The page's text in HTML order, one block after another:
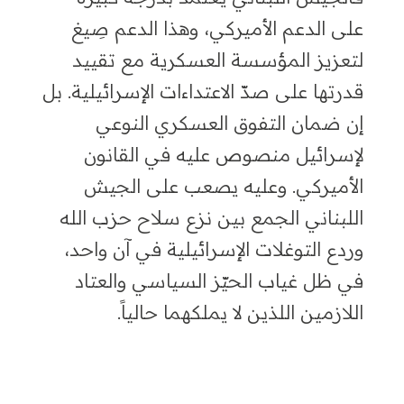
على الدعم الأميركي، وهذا الدعم صِيغ
لتعزيز المؤسسة العسكرية مع تقييد
قدرتها على صدّ الاعتداءات الإسرائيلية. بل
إن ضمان التفوق العسكري النوعي
لإسرائيل منصوص عليه في القانون
الأميركي. وعليه يصعب على الجيش
اللبناني الجمع بين نزع سلاح حزب الله
وردع التوغلات الإسرائيلية في آن واحد،
في ظل غياب الحيّز السياسي والعتاد
اللازمين اللذين لا يملكهما حالياً.